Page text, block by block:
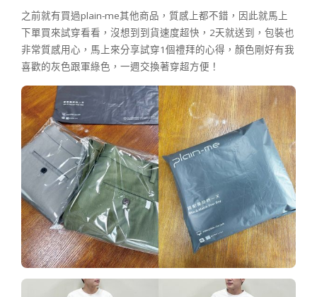
之前就有買過plain-me其他商品，質感上都不錯，因此就馬上
下單買來試穿看看，沒想到到貨速度超快，2天就送到，包裝也
非常質感用心，馬上來分享試穿1個禮拜的心得，顏色剛好有我
喜歡的灰色跟軍綠色，一週交換著穿超方便！